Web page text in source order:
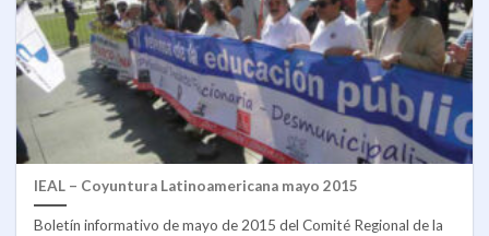
IEAL – Coyuntura Latinoamericana mayo 2015
Boletín informativo de mayo de 2015 del Comité Regional de la